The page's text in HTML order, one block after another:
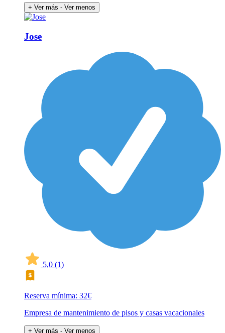
+ Ver más - Ver menos
Jose
5,0 (1)
Reserva mínima: 32€
Empresa de mantenimiento de pisos y casas vacacionales
+ Ver más - Ver menos